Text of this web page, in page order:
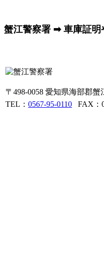
蟹江警察署 ➡ 車庫証明
〒498-0058 愛知県海部郡蟹
TEL： 0567-95-0110 FAX：